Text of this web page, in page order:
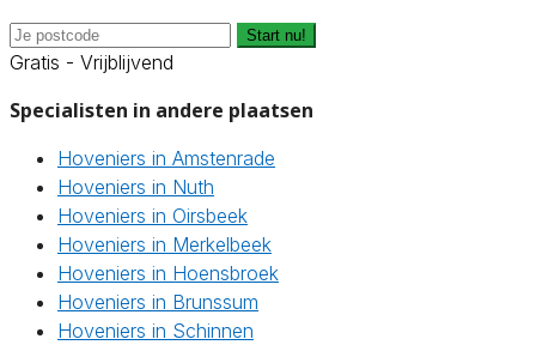
Start nu!
Gratis - Vrijblijvend
Specialisten in andere plaatsen
Hoveniers in Amstenrade
Hoveniers in Nuth
Hoveniers in Oirsbeek
Hoveniers in Merkelbeek
Hoveniers in Hoensbroek
Hoveniers in Brunssum
Hoveniers in Schinnen